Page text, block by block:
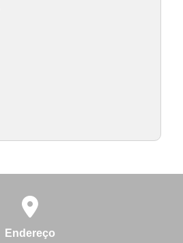
Endereço